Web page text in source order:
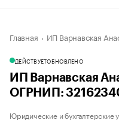
Главная ИП Варнавская
ДЕЙСТВУЕТОБНОВЛЕНО
ИП Варнавская
ОГРНИП:
Юридические и бухгалтерские